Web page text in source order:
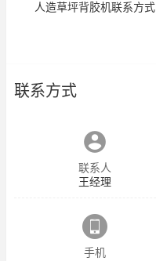
人造草坪背胶机联系方式
联系方式
联系人
王经理
手机